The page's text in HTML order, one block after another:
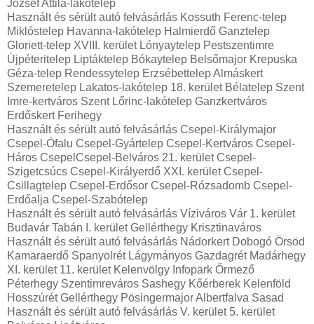
József Attila-lakótelep
Használt és sérült autó felvásárlás Kossuth Ferenc-telep
Miklóstelep Havanna-lakótelep Halmierdő Ganztelep
Gloriett-telep XVIII. kerület Lónyaytelep Pestszentimre
Újpéteritelep Liptáktelep Bókaytelep Belsőmajor Krepuska
Géza-telep Rendessytelep Erzsébettelep Almáskert
Szemeretelep Lakatos-lakótelep 18. kerület Bélatelep Szent
Imre-kertváros Szent Lőrinc-lakótelep Ganzkertváros
Erdőskert Ferihegy
Használt és sérült autó felvásárlás Csepel-Királymajor
Csepel-Ófalu Csepel-Gyártelep Csepel-Kertváros Csepel-
Háros CsepelCsepel-Belváros 21. kerület Csepel-
Szigetcsúcs Csepel-Királyerdő XXI. kerület Csepel-
Csillagtelep Csepel-Erdősor Csepel-Rózsadomb Csepel-
Erdőalja Csepel-Szabótelep
Használt és sérült autó felvásárlás Víziváros Vár 1. kerület
Budavár Tabán I. kerület Gellérthegy Krisztinaváros
Használt és sérült autó felvásárlás Nádorkert Dobogó Örsöd
Kamaraerdő Spanyolrét Lágymányos Gazdagrét Madárhegy
XI. kerület 11. kerület Kelenvölgy Infopark Őrmező
Péterhegy Szentimreváros Sashegy Kőérberek Kelenföld
Hosszúrét Gellérthegy Pösingermajor Albertfalva Sasad
Használt és sérült autó felvásárlás V. kerület 5. kerület